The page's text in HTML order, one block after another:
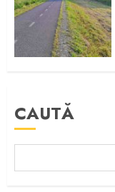
CAUTĂ